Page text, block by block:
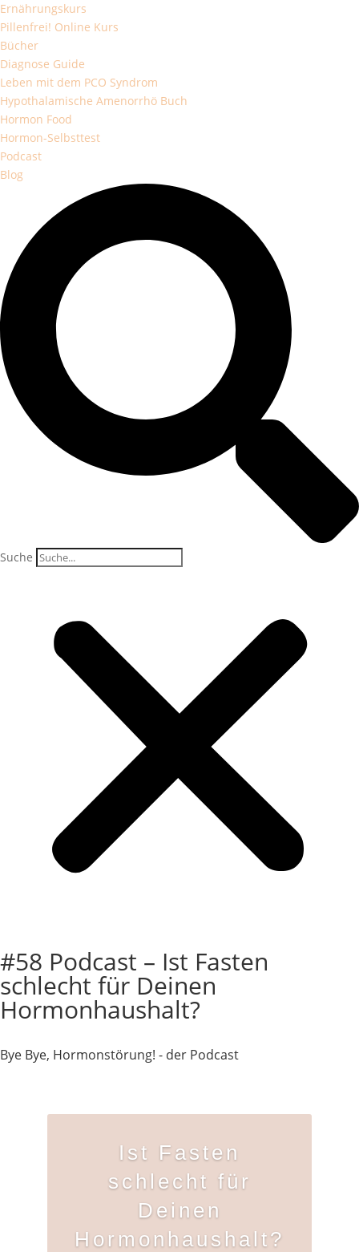
Ernährungskurs
Pillenfrei! Online Kurs
Bücher
Diagnose Guide
Leben mit dem PCO Syndrom
Hypothalamische Amenorrhö Buch
Hormon Food
Hormon-Selbsttest
Podcast
Blog
Suche
#58 Podcast – Ist Fasten
schlecht für Deinen
Hormonhaushalt?
Bye Bye, Hormonstörung! - der Podcast
Ist Fasten
schlecht für
Deinen
Hormonhaushalt?